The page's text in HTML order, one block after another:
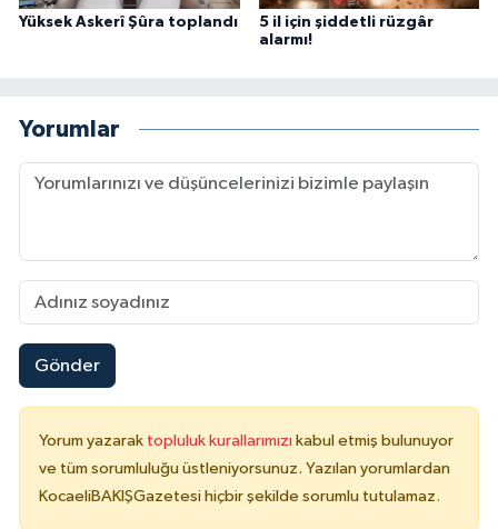
Yüksek Askerî Şûra toplandı
5 il için şiddetli rüzgâr
alarmı!
Yorumlar
Gönder
Yorum yazarak topluluk kurallarımızı kabul etmiş bulunuyor
ve tüm sorumluluğu üstleniyorsunuz. Yazılan yorumlardan
KocaeliBAKIŞGazetesi hiçbir şekilde sorumlu tutulamaz.